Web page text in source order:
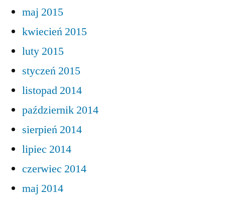
maj 2015
kwiecień 2015
luty 2015
styczeń 2015
listopad 2014
październik 2014
sierpień 2014
lipiec 2014
czerwiec 2014
maj 2014